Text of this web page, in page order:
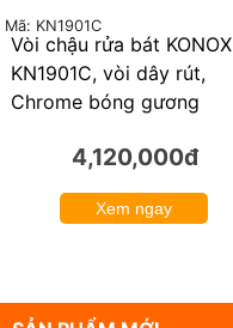
Vòi chậu rửa bát KONOX
KN1901C, vòi dây rút,
Chrome bóng gương
Mã: KN1901C
4,120,000đ
Xem ngay